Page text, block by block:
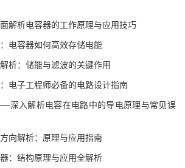
解析电容器的工作原理与应用技巧
电容器如何高效存储电能
析：储能与滤波的关键作用
电子工程师必备的电路设计指南
深入解析电容在电路中的导电原理与常见误
向解析：原理与应用指南
：结构原理与应用全解析